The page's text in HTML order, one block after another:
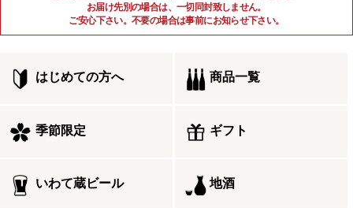
お届け先別の場合は、一切同封致しません。
ご安心下さい。不要の場合は事前にお知らせ下さい。
はじめての方へ 商品一覧
季節限定 ギフト
いわて蔵ビール 地酒